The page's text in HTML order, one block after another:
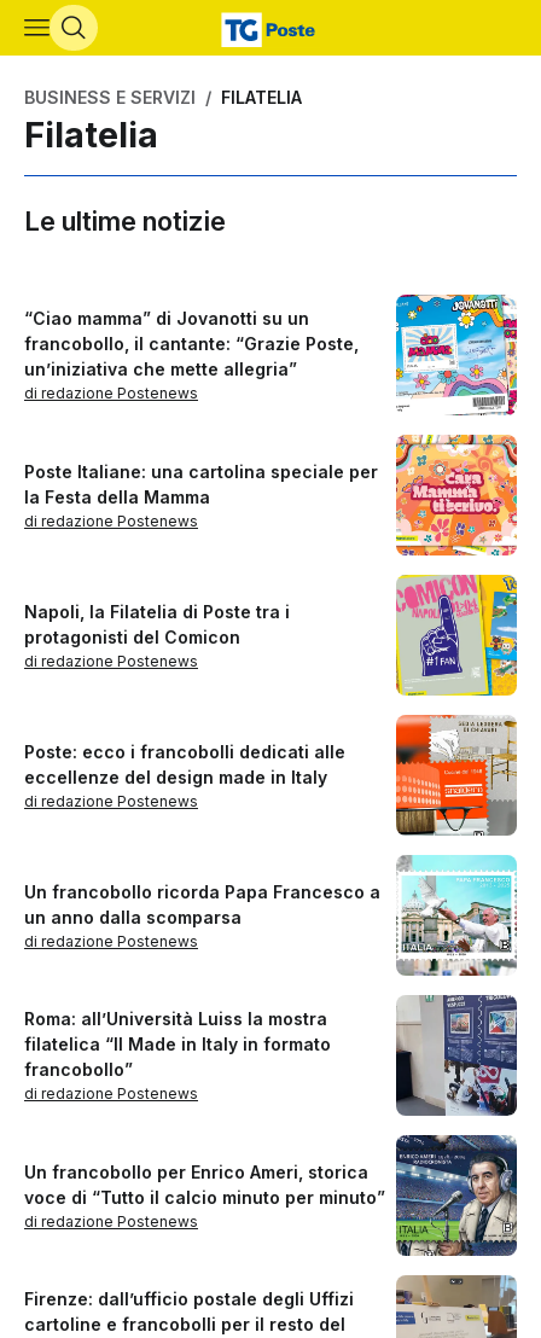
Vai al contenuto principale
BUSINESS E SERVIZI FILATELIA
Filatelia
Le ultime notizie
“Ciao mamma” di Jovanotti su un
francobollo, il cantante: “Grazie Poste,
un’iniziativa che mette allegria”
di redazione Postenews
Poste Italiane: una cartolina speciale per
la Festa della Mamma
di redazione Postenews
Napoli, la Filatelia di Poste tra i
protagonisti del Comicon
di redazione Postenews
Poste: ecco i francobolli dedicati alle
eccellenze del design made in Italy
di redazione Postenews
Un francobollo ricorda Papa Francesco a
un anno dalla scomparsa
di redazione Postenews
Roma: all’Università Luiss la mostra
filatelica “Il Made in Italy in formato
francobollo”
di redazione Postenews
Un francobollo per Enrico Ameri, storica
voce di “Tutto il calcio minuto per minuto”
di redazione Postenews
Firenze: dall’ufficio postale degli Uffizi
cartoline e francobolli per il resto del